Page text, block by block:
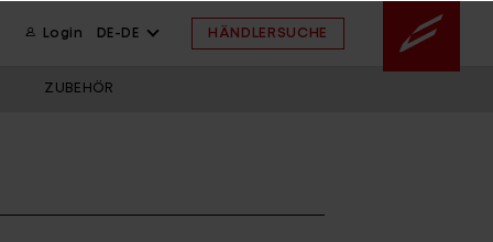
Login DE-DE HÄNDLERSUCHE
ZUBEHÖR